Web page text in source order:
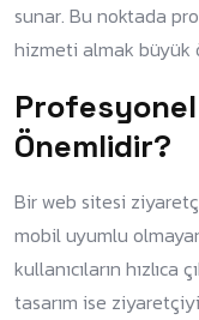
sunar. Bu noktada
hizmeti almak büyük
Profesyonel
Önemlidir?
Bir web sitesi
mobil uyumlu
kullanıcıların
tasarım ise